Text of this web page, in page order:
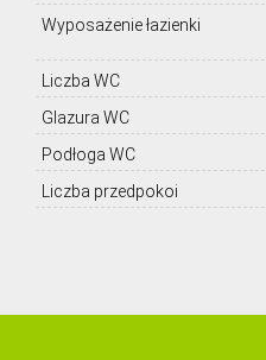
Wyposażenie łazienki
Liczba WC
Glazura WC
Podłoga WC
Liczba przedpokoi